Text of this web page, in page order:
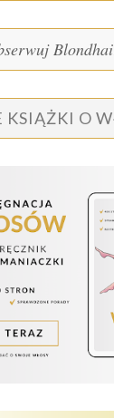
KSIĄŻKI O